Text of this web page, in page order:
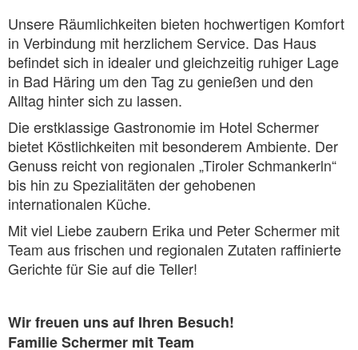
Unsere Räumlichkeiten bieten hochwertigen Komfort
in Verbindung mit herzlichem Service. Das Haus
befindet sich in idealer und gleichzeitig ruhiger Lage
in Bad Häring um den Tag zu genießen und den
Alltag hinter sich zu lassen.
Die erstklassige Gastronomie im Hotel Schermer
bietet Köstlichkeiten mit besonderem Ambiente. Der
Genuss reicht von regionalen „Tiroler Schmankerln“
bis hin zu Spezialitäten der gehobenen
internationalen Küche.
Mit viel Liebe zaubern Erika und Peter Schermer mit
Team aus frischen und regionalen Zutaten raffinierte
Gerichte für Sie auf die Teller!
Wir freuen uns auf Ihren Besuch!
Familie Schermer mit Team